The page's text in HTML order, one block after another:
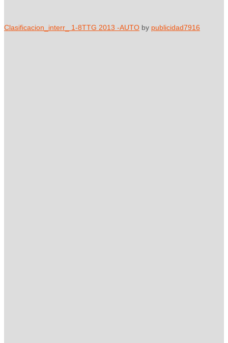
Clasificacion_interr_ 1-8TTG 2013 -AUTO by publicidad7916